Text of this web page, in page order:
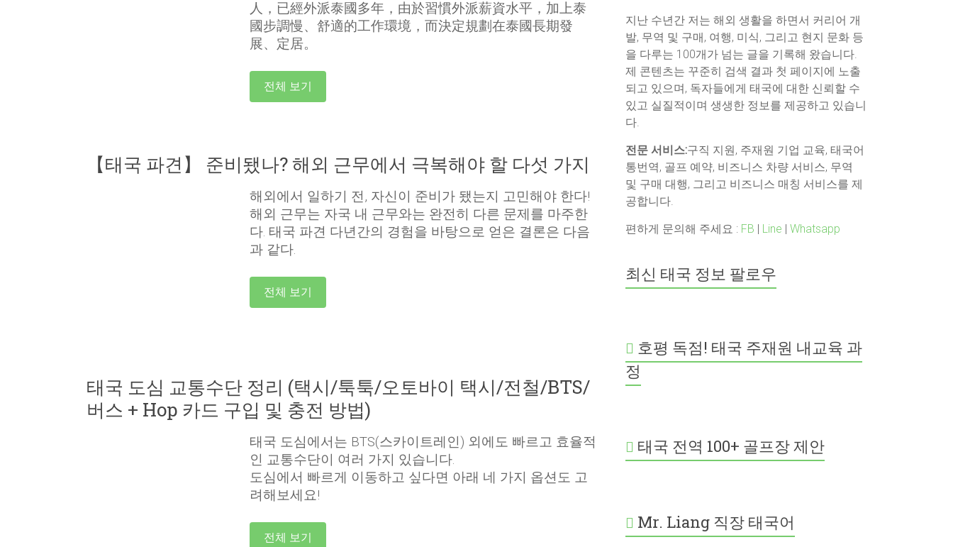
人，已經外派泰國多年，由於習慣外派薪資水平，加上泰
國步調慢、舒適的工作環境，而決定規劃在泰國長期發
展、定居。
전체 보기
【태국 파견】 준비됐나? 해외 근무에서 극복해야 할 다섯 가지
해외에서 일하기 전, 자신이 준비가 됐는지 고민해야 한다!
해외 근무는 자국 내 근무와는 완전히 다른 문제를 마주한
다. 태국 파견 다년간의 경험을 바탕으로 얻은 결론은 다음
과 같다.
전체 보기
태국 도심 교통수단 정리 (택시/툭툭/오토바이 택시/전철/BTS/
버스 + Hop 카드 구입 및 충전 방법)
태국 도심에서는 BTS(스카이트레인) 외에도 빠르고 효율적
인 교통수단이 여러 가지 있습니다.
도심에서 빠르게 이동하고 싶다면 아래 네 가지 옵션도 고
려해보세요!
전체 보기
지난 수년간 저는 해외 생활을 하면서 커리어 개
발, 무역 및 구매, 여행, 미식, 그리고 현지 문화 등
을 다루는 100개가 넘는 글을 기록해 왔습니다.
제 콘텐츠는 꾸준히 검색 결과 첫 페이지에 노출
되고 있으며, 독자들에게 태국에 대한 신뢰할 수
있고 실질적이며 생생한 정보를 제공하고 있습니
다.
전문 서비스:구직 지원, 주재원 기업 교육, 태국어
통번역, 골프 예약, 비즈니스 차량 서비스, 무역
및 구매 대행, 그리고 비즈니스 매칭 서비스를 제
공합니다.
편하게 문의해 주세요 : FB | Line |Whatsapp
최신 태국 정보 팔로우
호평 독점! 태국 주재원 내교육 과
정
태국 전역 100+ 골프장 제안
Mr. Liang 직장 태국어